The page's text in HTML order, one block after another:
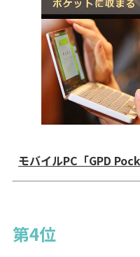
モバイルPC「GPD
第4位